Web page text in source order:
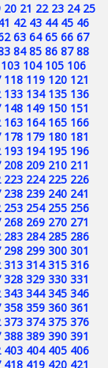
20 21 22 23 24 25
42 43 44 45 46
63 64 65 66 67
84 85 86 87 88
103 104 105 106
118 119 120 121
133 134 135 136
148 149 150 151
163 164 165 166
178 179 180 181
193 194 195 196
208 209 210 211
223 224 225 226
238 239 240 241
253 254 255 256
268 269 270 271
283 284 285 286
298 299 300 301
313 314 315 316
328 329 330 331
343 344 345 346
358 359 360 361
373 374 375 376
388 389 390 391
403 404 405 406
418 419 420 421